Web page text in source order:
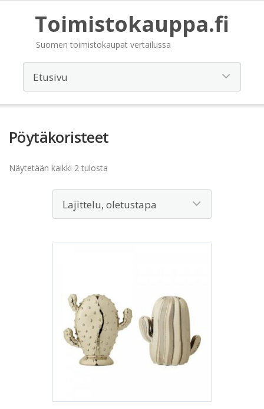
Toimistokauppa.fi
Suomen toimistokaupat vertailussa
Pöytäkoristeet
Näytetään kaikki 2 tulosta